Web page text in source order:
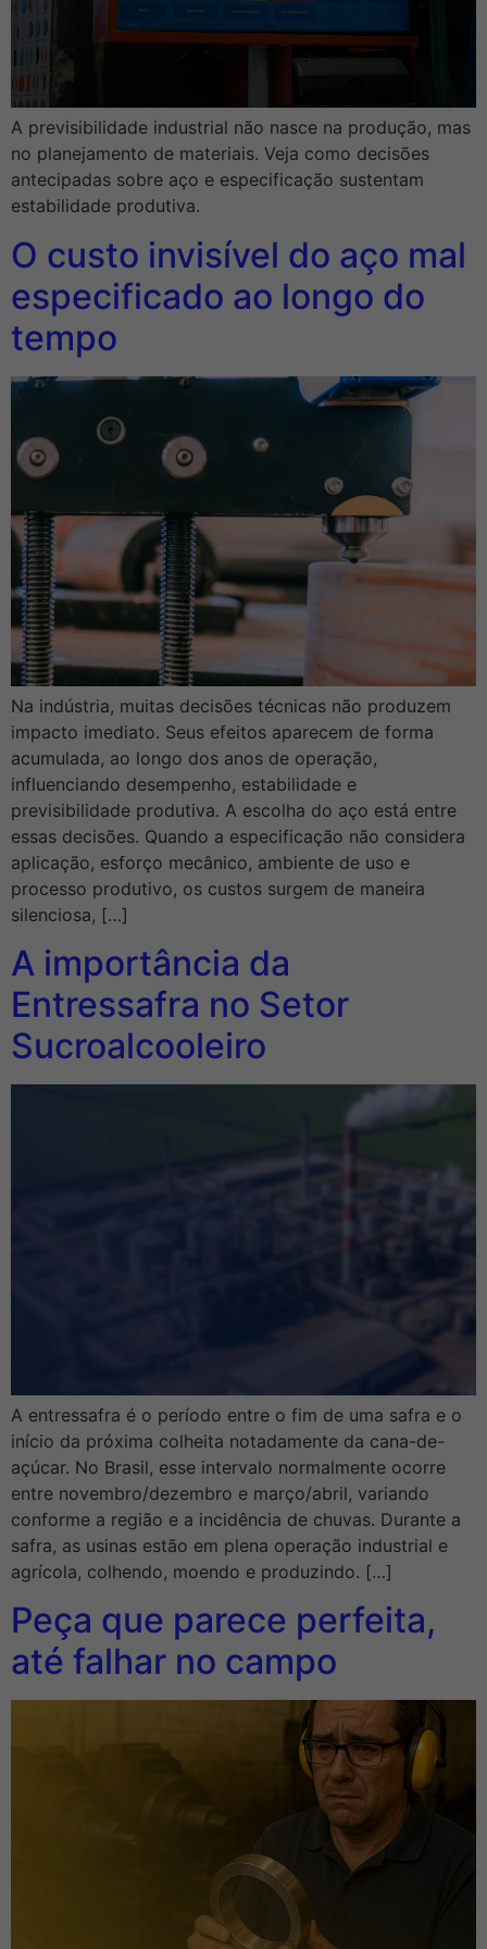
A previsibilidade industrial não nasce na produção, mas
no planejamento de materiais. Veja como decisões
antecipadas sobre aço e especificação sustentam
estabilidade produtiva.
O custo invisível do aço mal
especificado ao longo do
tempo
Na indústria, muitas decisões técnicas não produzem
impacto imediato. Seus efeitos aparecem de forma
acumulada, ao longo dos anos de operação,
influenciando desempenho, estabilidade e
previsibilidade produtiva. A escolha do aço está entre
essas decisões. Quando a especificação não considera
aplicação, esforço mecânico, ambiente de uso e
processo produtivo, os custos surgem de maneira
silenciosa, […]
A importância da
Entressafra no Setor
Sucroalcooleiro
A entressafra é o período entre o fim de uma safra e o
início da próxima colheita notadamente da cana-de-
açúcar. No Brasil, esse intervalo normalmente ocorre
entre novembro/dezembro e março/abril, variando
conforme a região e a incidência de chuvas. Durante a
safra, as usinas estão em plena operação industrial e
agrícola, colhendo, moendo e produzindo. […]
Peça que parece perfeita,
até falhar no campo